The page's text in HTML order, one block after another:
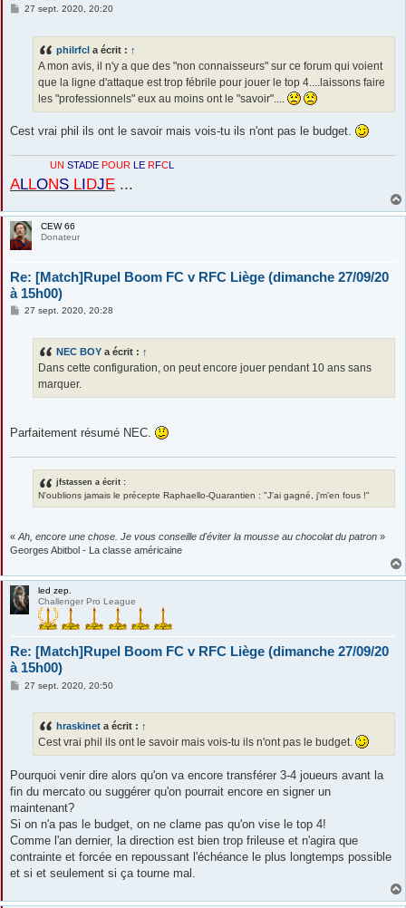
M27 sept. 2020, 20:20
philrfcl a écrit : ↑
A mon avis, il n'y a que des "non connaisseurs" sur ce forum qui voient
que la ligne d'attaque est trop fébrile pour jouer le top 4....laissons faire
les "professionnels" eux au moins ont le "savoir"....
Cest vrai phil ils ont le savoir mais vois-tu ils n'ont pas le budget.
STADE POUR LE RFCL
ALLONS LIDJE ...
CEW 66
Donateur
Re: [Match]Rupel Boom FC v RFC Liège (dimanche 27/09/20
à 15h00)
M27 sept. 2020, 20:28
NEC BOY a écrit : ↑
Dans cette configuration, on peut encore jouer pendant 10 ans sans
marquer.
Parfaitement résumé NEC.
jfstassen a écrit :
N'oublions jamais le précepte Raphaello-Quarantien : "J'ai gagné, j'm'en fous !"
«Ah, encore une chose. Je vous conseille d'éviter la mousse au chocolat du patron »
Georges Abitbol - La classe américaine
led zep.
Challenger Pro League
Re: [Match]Rupel Boom FC v RFC Liège (dimanche 27/09/20
à 15h00)
M27 sept. 2020, 20:50
hraskinet a écrit : ↑
Cest vrai phil ils ont le savoir mais vois-tu ils n'ont pas le budget.
Pourquoi venir dire alors qu'on va encore transférer 3-4 joueurs avant la
fin du mercato ou suggérer qu'on pourrait encore en signer un
maintenant?
Si on n'a pas le budget, on ne clame pas qu'on vise le top 4!
Comme l'an dernier, la direction est bien trop frileuse et n'agira que
contrainte et forcée en repoussant l'échéance le plus longtemps possible
et si et seulement si ça tourne mal.